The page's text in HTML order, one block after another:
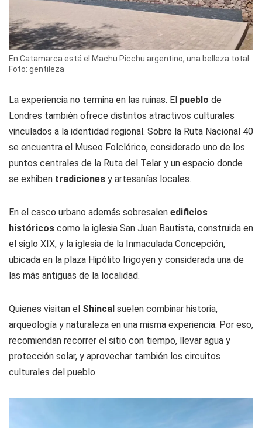
En Catamarca está el Machu Picchu argentino, una belleza total.
Foto: gentileza
La experiencia no termina en las ruinas. El pueblo de
Londres también ofrece distintos atractivos culturales
vinculados a la identidad regional. Sobre la Ruta Nacional 40
se encuentra el Museo Folclórico, considerado uno de los
puntos centrales de la Ruta del Telar y un espacio donde
se exhiben tradiciones y artesanías locales.
En el casco urbano además sobresalen edificios
históricos como la iglesia San Juan Bautista, construida en
el siglo XIX, y la iglesia de la Inmaculada Concepción,
ubicada en la plaza Hipólito Irigoyen y considerada una de
las más antiguas de la localidad.
Quienes visitan el Shincal suelen combinar historia,
arqueología y naturaleza en una misma experiencia. Por eso,
recomiendan recorrer el sitio con tiempo, llevar agua y
protección solar, y aprovechar también los circuitos
culturales del pueblo.